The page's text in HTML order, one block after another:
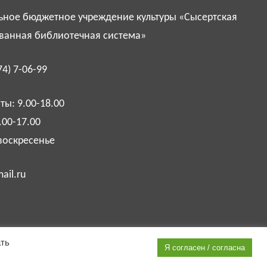
бюджетное учреждение культуры «Сысертская
библиотечная система»
7-06-99
9.00-18.00
17.00
Я согласен / согласна